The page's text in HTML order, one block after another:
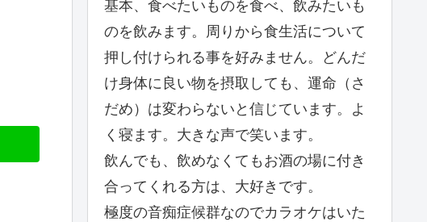
基本、食べたいものを食べ、飲みたいも
のを飲みます。周りから食生活について
押し付けられる事を好みません。どんだ
け身体に良い物を摂取しても、運命（さ
だめ）は変わらないと信じています。よ
く寝ます。大きな声で笑います。
飲んでも、飲めなくてもお酒の場に付き
合ってくれる方は、大好きです。
極度の音痴症候群なのでカラオケはいた